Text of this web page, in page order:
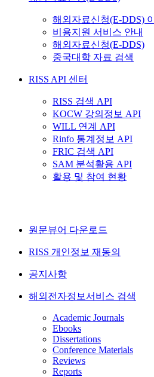
해외자료신청(E-DDS)
비용지원 서비스 안내
해외자료신청(E-DDS)
중국대학 자료 검색
RISS API 센터
RISS 검색 API
KOCW 강의정보 API
WILL 연계 API
Rinfo 통계정보 API
FRIC 검색 API
SAM 분석활용 API
활용 및 참여 현황
원문뷰어 다운로드
RISS 개인정보 재동의
공지사항
해외전자정보서비스 검색
Academic Journals
Ebooks
Dissertations
Conference Materials
Reviews
Reports